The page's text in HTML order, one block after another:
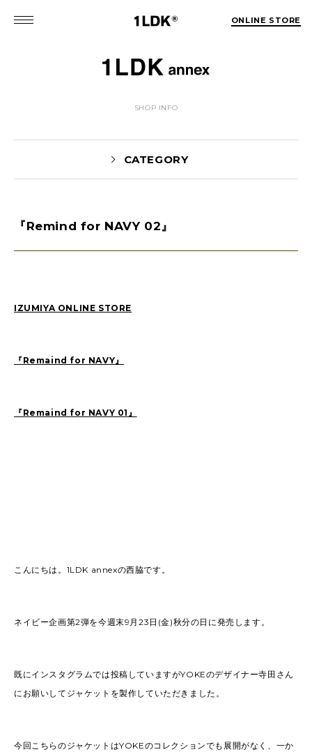
ONLINE STORE
SHOP INFO
CATEGORY
EVENT(5)
2024(163)
2020
『Remind for NAVY 02』
IZUMIYA ONLINE STORE
『Remaind for NAVY』
『Remaind for NAVY 01』
こんにちは。1LDK annexの西脇です。
ネイビー企画第2弾を今週末9月23日(金)秋分の日に発売します。
既にインスタグラムでは投稿していますがYOKEのデザイナー寺田さん
にお願いしてジャケットを製作していただきました。
今回こちらのジャケットはYOKEのコレクションでも展開がなく、一か